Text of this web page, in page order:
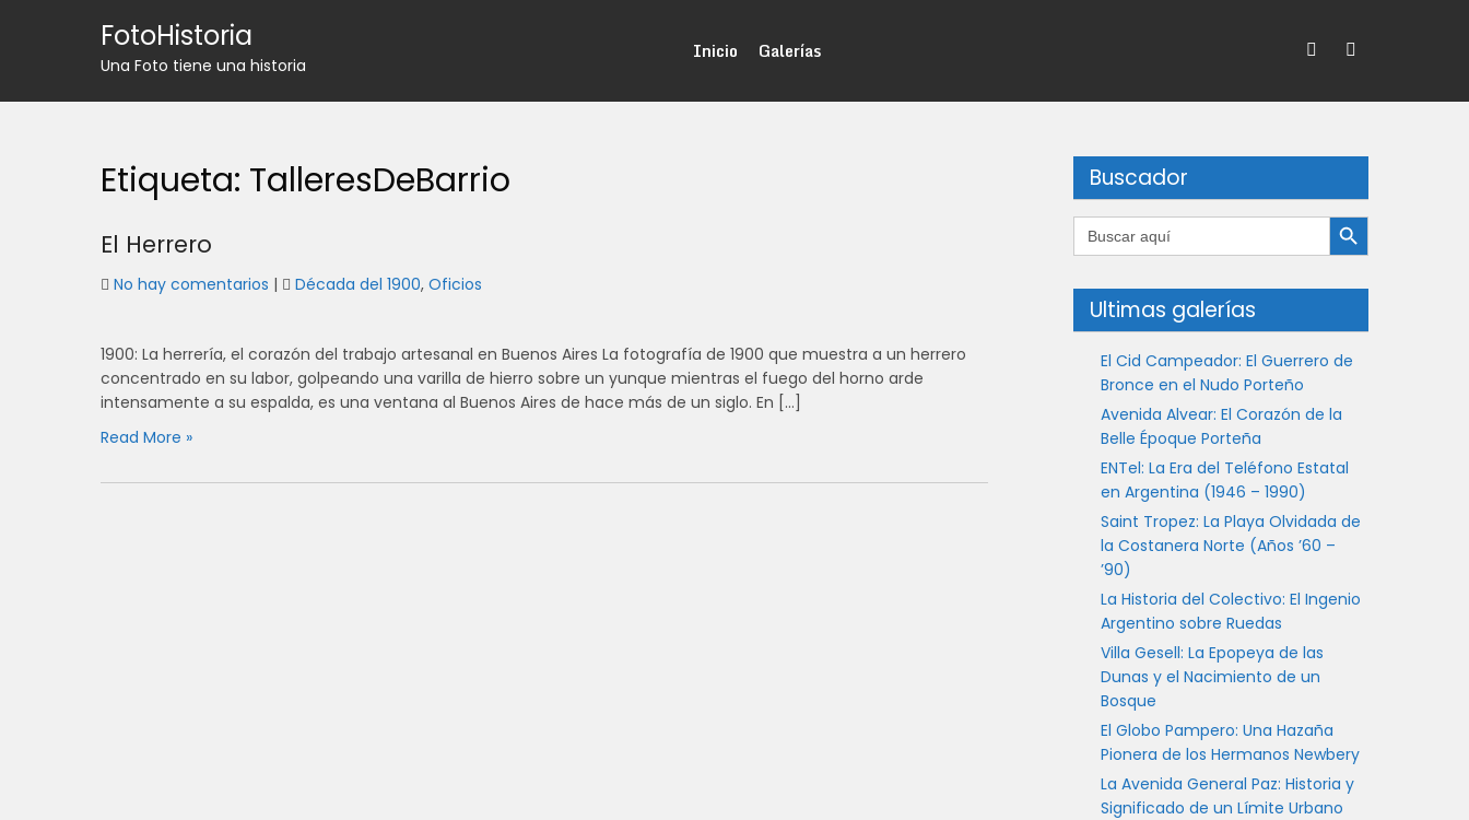
FotoHistoria
Una Foto tiene una historia
Inicio Galerías
Etiqueta: TalleresDeBarrio
El Herrero
No hay comentarios | Década del 1900, Oficios
1900: La herrería, el corazón del trabajo artesanal en Buenos Aires La fotografía de 1900 que muestra a un herrero
concentrado en su labor, golpeando una varilla de hierro sobre un yunque mientras el fuego del horno arde
intensamente a su espalda, es una ventana al Buenos Aires de hace más de un siglo. En […]
Read More »
Buscador
Buscar: Botón de búsqueda
Ultimas galerías
El Cid Campeador: El Guerrero de
Bronce en el Nudo Porteño
Avenida Alvear: El Corazón de la
Belle Époque Porteña
ENTel: La Era del Teléfono Estatal
en Argentina (1946 – 1990)
Saint Tropez: La Playa Olvidada de
la Costanera Norte (Años ’60 –
’90)
La Historia del Colectivo: El Ingenio
Argentino sobre Ruedas
Villa Gesell: La Epopeya de las
Dunas y el Nacimiento de un
Bosque
El Globo Pampero: Una Hazaña
Pionera de los Hermanos Newbery
La Avenida General Paz: Historia y
Significado de un Límite Urbano